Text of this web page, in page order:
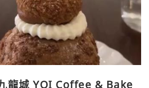
九龍城 YOI Coffee & Bake